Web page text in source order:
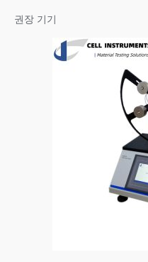
권장 기기